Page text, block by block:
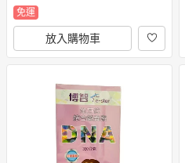
免運
放入購物車